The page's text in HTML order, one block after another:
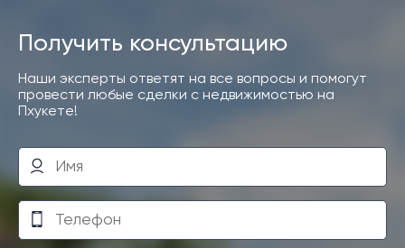
Получить консультацию
Наши эксперты ответят на все вопросы и помогут
провести любые сделки с недвижимостью на
Пхукете!